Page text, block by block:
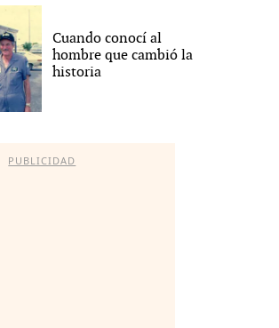
Cuando conocí al
hombre que cambió la
historia
PUBLICIDAD